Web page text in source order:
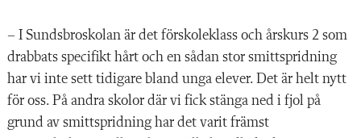
– I Sundsbroskolan är det förskoleklass och årskurs 2 som
drabbats specifikt hårt och en sådan stor smittspridning
har vi inte sett tidigare bland unga elever. Det är helt nytt
för oss. På andra skolor där vi fick stänga ned i fjol på
grund av smittspridning har det varit främst